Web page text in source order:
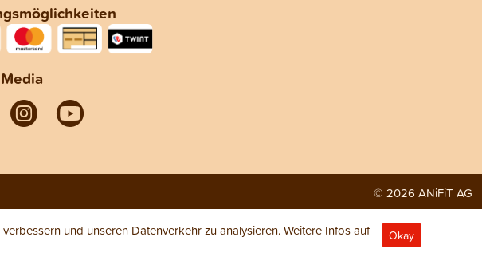
© 2026 ANiFiT AG
und unseren Datenverkehr zu analysieren. Weitere Infos auf
Okay